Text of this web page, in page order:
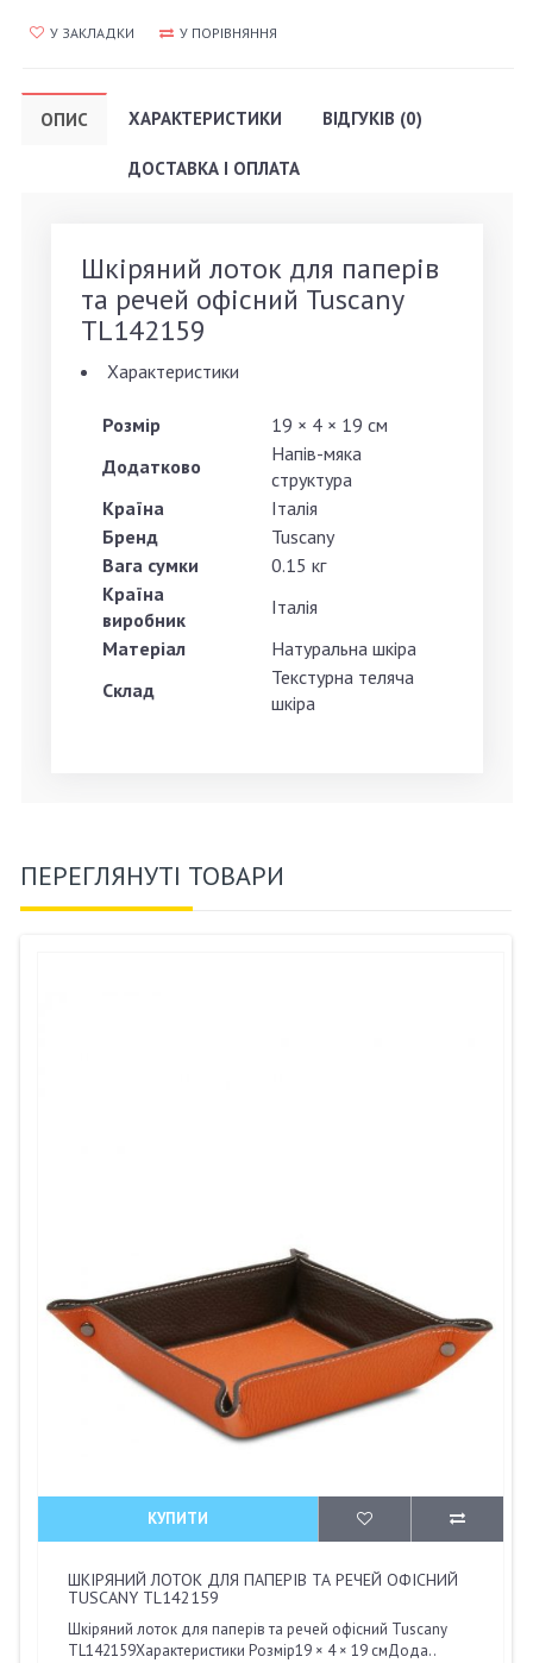
У ЗАКЛАДКИ У ПОРІВНЯННЯ
ОПИС ХАРАКТЕРИСТИКИ ВІДГУКІВ (0)
ДОСТАВКА І ОПЛАТА
Шкіряний лоток для паперів
та речей офісний Tuscany
TL142159
Характеристики
Розмір
19 × 4 × 19 см
Додатково
Напів-мяка
структура
Країна
Італія
Бренд
Tuscany
Вага сумки
0.15 кг
Країна
виробник
Італія
Матеріал
Натуральна шкіра
Склад
Текстурна теляча
шкіра
ПЕРЕГЛЯНУТІ ТОВАРИ
КУПИТИ
ШКІРЯНИЙ ЛОТОК ДЛЯ ПАПЕРІВ ТА РЕЧЕЙ ОФІСНИЙ
TUSCANY TL142159
Шкіряний лоток для паперів та речей офісний Tuscany
TL142159Характеристики Розмір19 × 4 × 19 смДода..